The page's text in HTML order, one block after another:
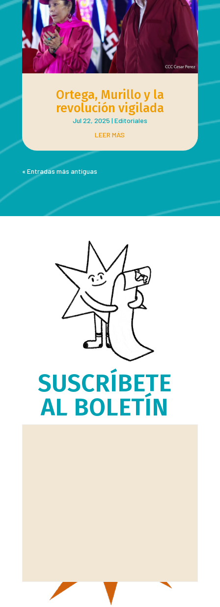
Ortega, Murillo y la
revolución vigilada
Jul 22, 2025 | Editoriales
LEER MÁS
« Entradas más antiguas
SUSCRÍBETE
AL BOLETÍN